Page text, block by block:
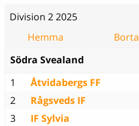
Division 2 2025
Hemma
Borta
Södra Svealand
1
Åtvidabergs FF
2
Rågsveds IF
3
IF Sylvia